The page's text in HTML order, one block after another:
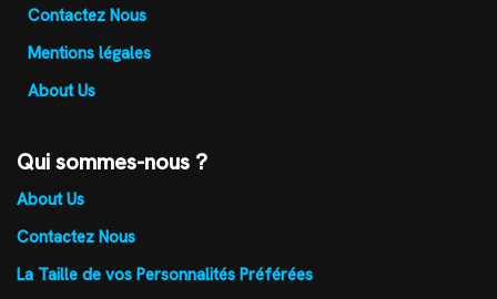
Contactez Nous
Mentions légales
About Us
Qui sommes-nous ?
About Us
Contactez Nous
La Taille de vos Personnalités Préférées